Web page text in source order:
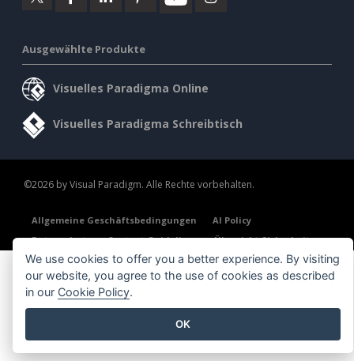
Ausgewählte Produkte
Visuelles Paradigma Online
Visuelles Paradigma Schreibtisch
©2026 by Visual Paradigm. Alle Rechte vorbehalten.
Allgemeine Geschäftsbedingungen
AI Policy
Datenschutz
Content Guidelines Übersicht Sicherheit
We use cookies to offer you a better experience. By visiting
our website, you agree to the use of cookies as described
in our Cookie Policy.
OK